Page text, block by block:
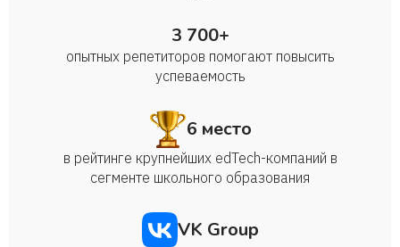
3 700+
опытных репетиторов помогают повысить
успеваемость
6 место
в рейтинге крупнейших edTech-компаний в
сегменте школьного образования
VK Group